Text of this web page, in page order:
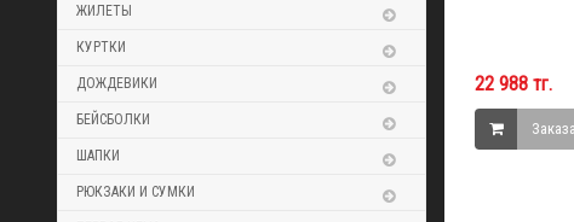
ЖИЛЕТЫ
КУРТКИ
ДОЖДЕВИКИ
БЕЙСБОЛКИ
ШАПКИ
РЮКЗАКИ И СУМКИ
22 988 тг.